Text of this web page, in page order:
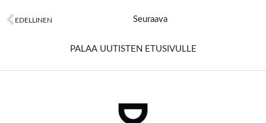
Prev
EDELLINEN SeuraavaNext
PALAA UUTISTEN ETUSIVULLE